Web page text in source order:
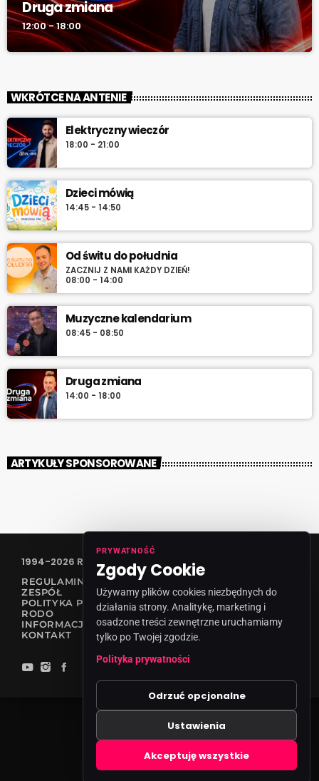
Druga zmiana
12:00 - 18:00
WKRÓTCE NA ANTENIE
Elektryczny wieczór
18:00 - 21:00
Dzieci mówią
14:45 - 14:50
Od świtu do południa
ZACZNIJ Z NAMI KAŻDY DZIEŃ!
08:00 - 14:00
Muzyczne kalendarium
08:45 - 08:50
Druga zmiana
14:00 - 18:00
ARTYKUŁY SPONSOROWANE
1994-2026 RADIO VANESSA SPÓŁKA Z O.O
REGULAMIN KONKURSÓW
ZESPÓŁ
POLITYKA PRYWATNOŚCI
RODO
INFORMACJA O NADAWCY
KONTAKT
PRYWATNOŚĆ
Zgody Cookie
Używamy plików cookies niezbędnych do
działania strony. Analitykę, marketing i
osadzone treści zewnętrzne uruchamiamy
tylko po Twojej zgodzie.
Polityka prywatności
Odrzuć opcjonalne
Ustawienia
Akceptuję wszystkie
Zgody cookies